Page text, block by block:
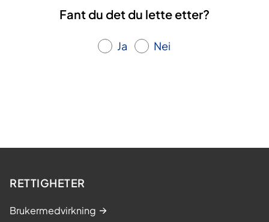
Fant du det du lette etter?
Ja Nei
RETTIGHETER
Brukermedvirkning